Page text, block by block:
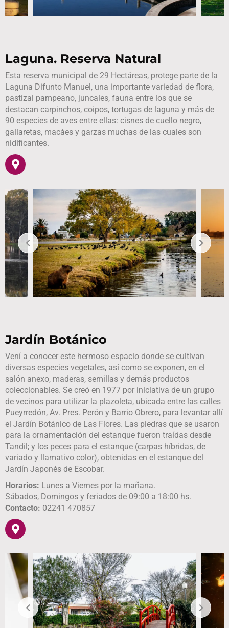
Laguna. Reserva Natural
Esta reserva municipal de 29 Hectáreas, protege parte de la
Laguna Difunto Manuel, una importante variedad de flora,
pastizal pampeano, juncales, fauna entre los que se
destacan carpinchos, coipos, tortugas de laguna y más de
90 especies de aves entre ellas: cisnes de cuello negro,
gallaretas, macáes y garzas muchas de las cuales son
nidificantes.
Jardín Botánico
Vení a conocer este hermoso espacio donde se cultivan
diversas especies vegetales, así como se exponen, en el
salón anexo, maderas, semillas y demás productos
coleccionables. Se creó en 1977 por iniciativa de un grupo
de vecinos para utilizar la plazoleta, ubicada entre las calles
Pueyrredón, Av. Pres. Perón y Barrio Obrero, para levantar allí
el Jardín Botánico de Las Flores. Las piedras que se usaron
para la ornamentación del estanque fueron traídas desde
Tandil; y los peces para el estanque (carpas híbridas, de
variado y llamativo color), obtenidas en el estanque del
Jardín Japonés de Escobar.
Horarios: Lunes a Viernes por la mañana.
Sábados, Domingos y feriados de 09:00 a 18:00 hs.
Contacto: 02241 470857